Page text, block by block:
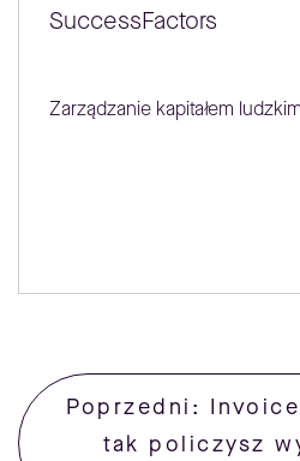
SuccessFactors
Zarządzanie kapitałem
Poprzedni:
tak policzysz